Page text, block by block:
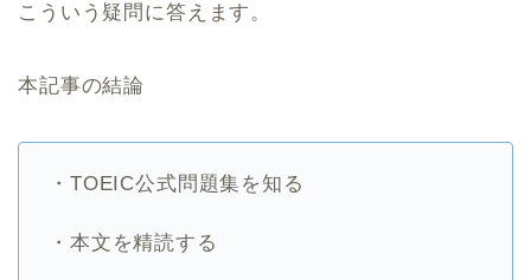
こういう疑問に答えます。
本記事の結論
・TOEIC公式問題集を知る
・本文を精読する